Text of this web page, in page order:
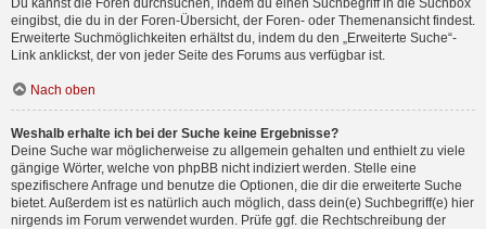
Du kannst die Foren durchsuchen, indem du einen Suchbegriff in die Suchbox
eingibst, die du in der Foren-Übersicht, der Foren- oder Themenansicht findest.
Erweiterte Suchmöglichkeiten erhältst du, indem du den „Erweiterte Suche“-
Link anklickst, der von jeder Seite des Forums aus verfügbar ist.
Nach oben
Weshalb erhalte ich bei der Suche keine Ergebnisse?
Deine Suche war möglicherweise zu allgemein gehalten und enthielt zu viele
gängige Wörter, welche von phpBB nicht indiziert werden. Stelle eine
spezifischere Anfrage und benutze die Optionen, die dir die erweiterte Suche
bietet. Außerdem ist es natürlich auch möglich, dass dein(e) Suchbegriff(e) hier
nirgends im Forum verwendet wurden. Prüfe ggf. die Rechtschreibung der